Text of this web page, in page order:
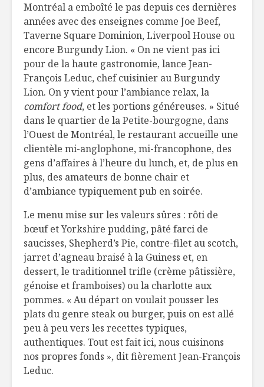
Montréal a emboîté le pas depuis ces dernières
années avec des enseignes comme Joe Beef,
Taverne Square Dominion, Liverpool House ou
encore Burgundy Lion. « On ne vient pas ici
pour de la haute gastronomie, lance Jean-
François Leduc, chef cuisinier au Burgundy
Lion. On y vient pour l’ambiance relax, la
comfort food, et les portions généreuses. » Situé
dans le quartier de la Petite-bourgogne, dans
l’Ouest de Montréal, le restaurant accueille une
clientèle mi-anglophone, mi-francophone, des
gens d’affaires à l’heure du lunch, et, de plus en
plus, des amateurs de bonne chair et
d’ambiance typiquement pub en soirée.
Le menu mise sur les valeurs sûres : rôti de
bœuf et Yorkshire pudding, pâté farci de
saucisses, Shepherd’s Pie, contre-filet au scotch,
jarret d’agneau braisé à la Guiness et, en
dessert, le traditionnel trifle (crème pâtissière,
génoise et framboises) ou la charlotte aux
pommes. « Au départ on voulait pousser les
plats du genre steak ou burger, puis on est allé
peu à peu vers les recettes typiques,
authentiques. Tout est fait ici, nous cuisinons
nos propres fonds », dit fièrement Jean-François
Leduc.